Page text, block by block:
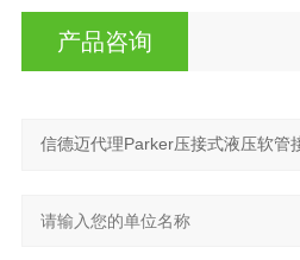
产品咨询